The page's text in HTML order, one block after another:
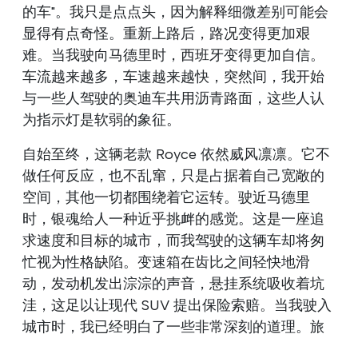
的车"。我只是点点头，因为解释细微差别可能会
显得有点奇怪。重新上路后，路况变得更加艰
难。当我驶向马德里时，西班牙变得更加自信。
车流越来越多，车速越来越快，突然间，我开始
与一些人驾驶的奥迪车共用沥青路面，这些人认
为指示灯是软弱的象征。
自始至终，这辆老款 Royce 依然威风凛凛。它不
做任何反应，也不乱窜，只是占据着自己宽敞的
空间，其他一切都围绕着它运转。驶近马德里
时，银魂给人一种近乎挑衅的感觉。这是一座追
求速度和目标的城市，而我驾驶的这辆车却将匆
忙视为性格缺陷。变速箱在齿比之间轻快地滑
动，发动机发出淙淙的声音，悬挂系统吸收着坑
洼，这足以让现代 SUV 提出保险索赔。当我驶入
城市时，我已经明白了一些非常深刻的道理。旅